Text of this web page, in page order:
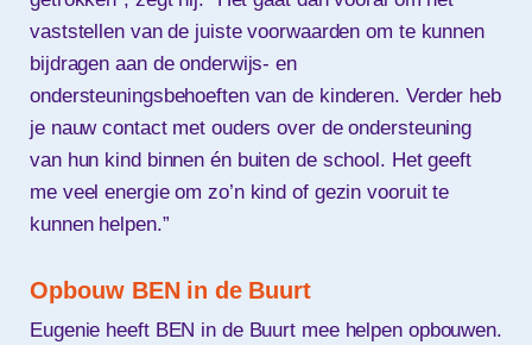
vaststellen van de juiste voorwaarden om te kunnen
bijdragen aan de onderwijs- en
ondersteuningsbehoeften van de kinderen. Verder heb
je nauw contact met ouders over de ondersteuning
van hun kind binnen én buiten de school. Het geeft
me veel energie om zo’n kind of gezin vooruit te
kunnen helpen.”
Opbouw BEN in de Buurt
Eugenie heeft BEN in de Buurt mee helpen opbouwen.